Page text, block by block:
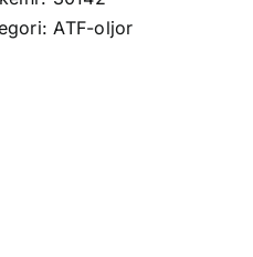
ATF,ATF-oljor